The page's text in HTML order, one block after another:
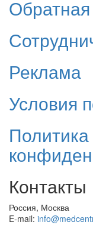
Обратная
Реклама
Условия
Политика
Контакты
Россия, Москва
E-mail: